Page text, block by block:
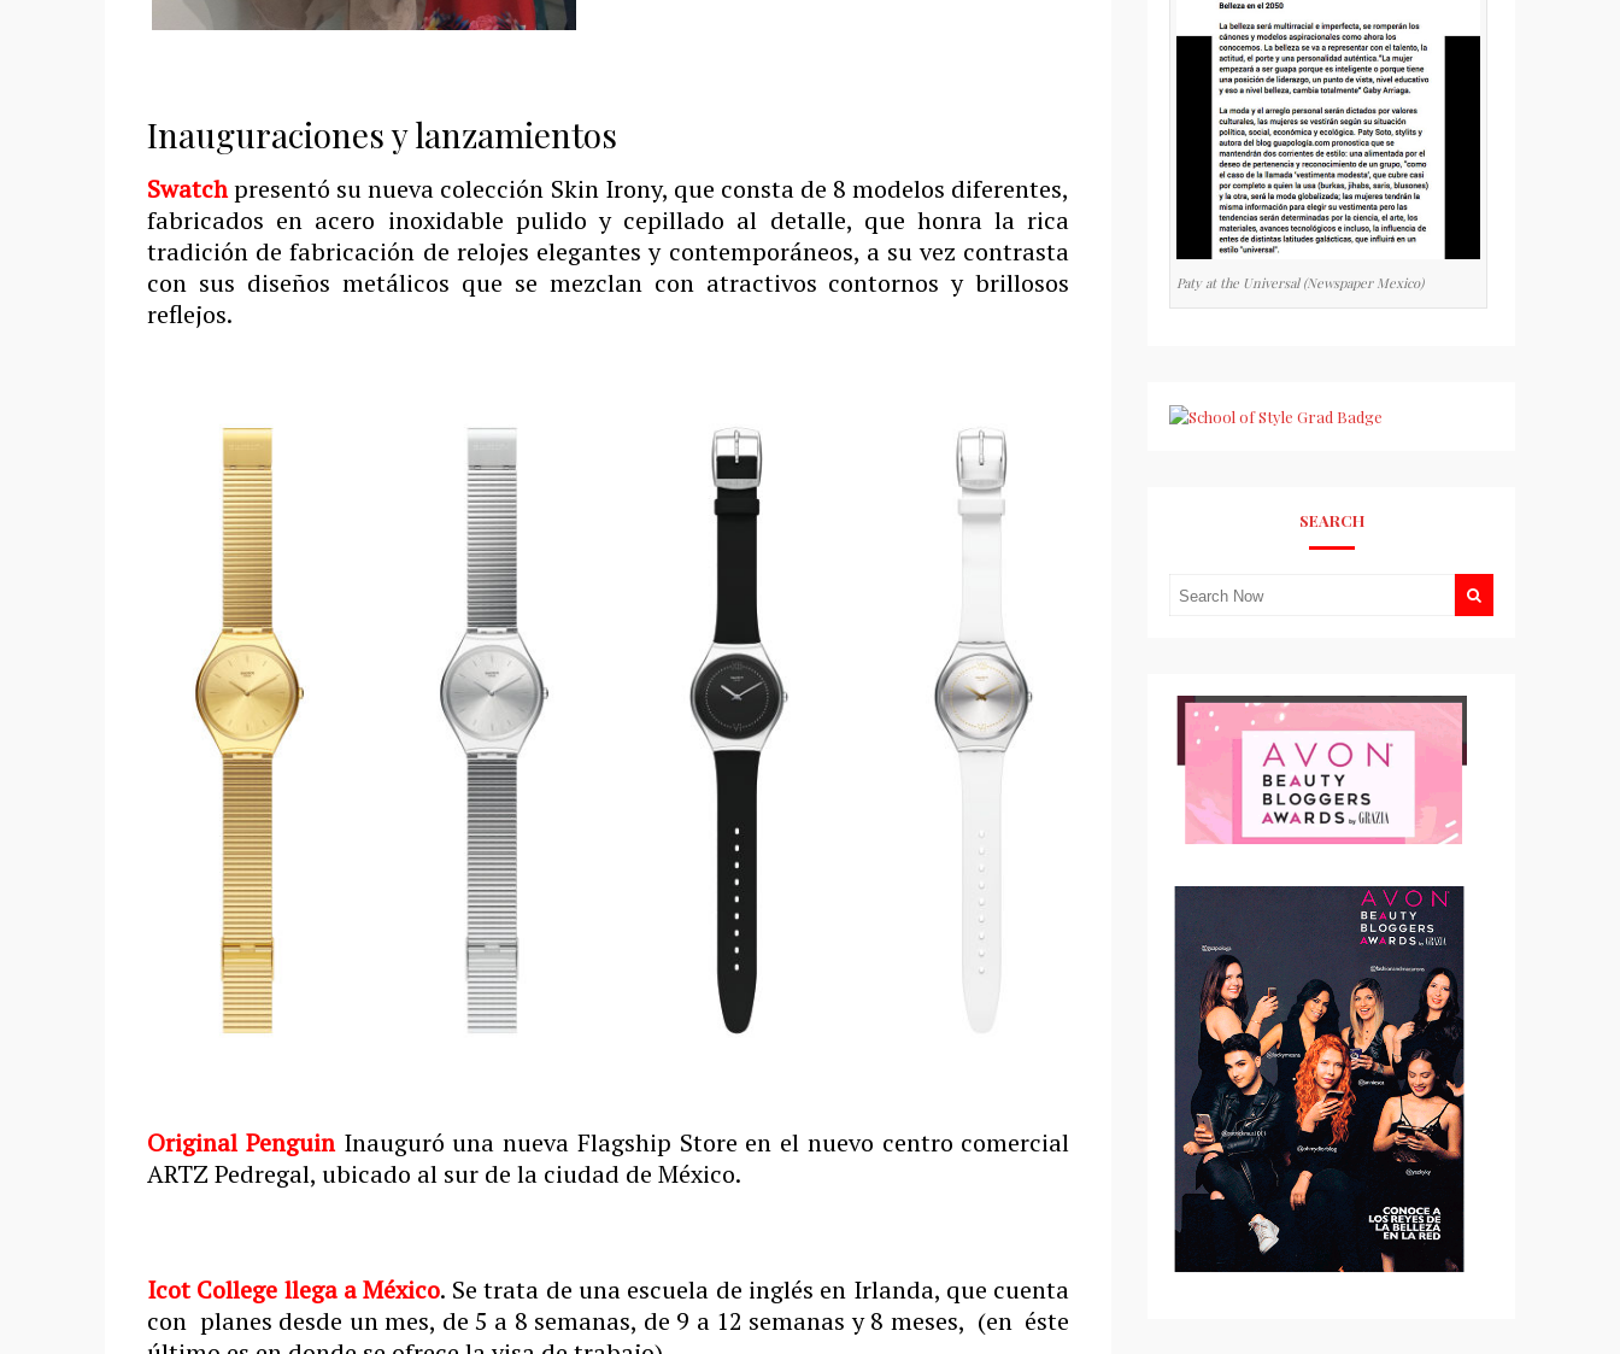
Inauguraciones y lanzamientos
Swatchpresentó su nueva colección Skin Irony, que consta de 8 modelos diferentes,
fabricados en acero inoxidable pulido y cepillado al detalle, que honra la rica
tradición de fabricación de relojes elegantes y contemporáneos, a su vez contrasta
con sus diseños metálicos que se mezclan con atractivos contornos y brillosos
reflejos.
Original PenguinInauguró una nueva Flagship Store en el nuevo centro comercial
ARTZ Pedregal, ubicado al sur de la ciudad de México.
Icot College llega a México. Se trata de una escuela de inglés en Irlanda, que cuenta
con planes desde un mes, de 5 a 8 semanas, de 9 a 12 semanas y 8 meses, (en éste
Paty at the Universal (Newspaper Mexico)
SEARCH